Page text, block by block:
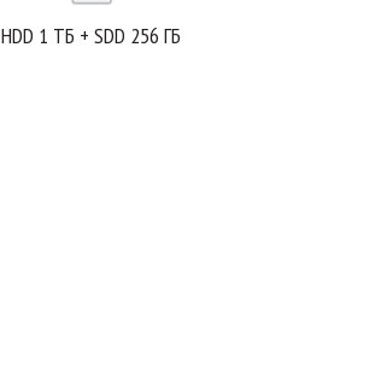
HDD 1 TБ + SDD 256 ГБ